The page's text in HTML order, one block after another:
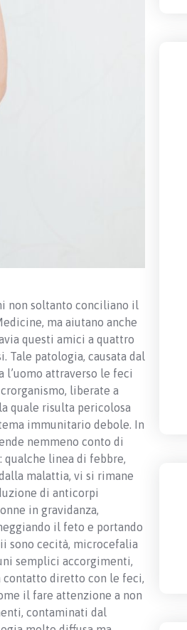
non soltanto conciliano il
ma aiutano anche
questi amici a quattro
patologia, causata dal
l’uomo attraverso le feci
liberate a
quale risulta pericolosa
immunitario debole. In
nemmeno conto di
linea di febbre,
malattia, vi si rimane
di anticorpi
in gravidanza,
il feto e portando
sono cecità, microcefalia
semplici accorgimenti,
diretto con le feci,
il fare attenzione a non
contaminati dal